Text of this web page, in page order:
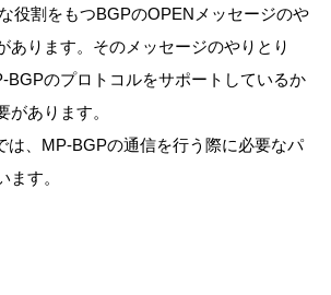
役割をもつBGPのOPENメッセージのや
あります。そのメッセージのやりとり
BGPのプロトコルをサポートしているか
があります。
は、MP-BGPの通信を行う際に必要なパ
ます。